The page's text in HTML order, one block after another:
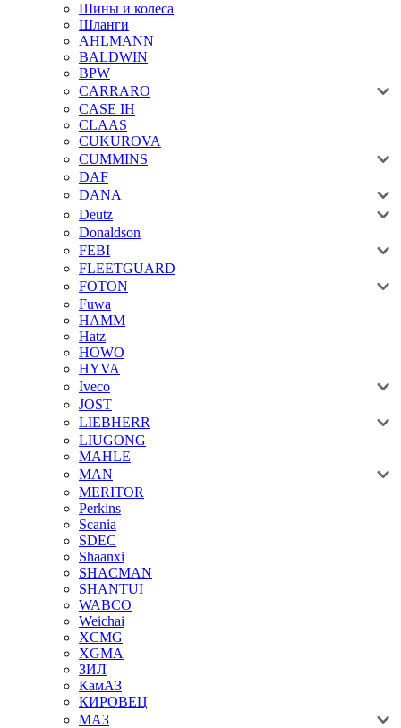
Шины и колеса
Шланги
AHLMANN
BALDWIN
BPW
CARRARO
CASE IH
CLAAS
CUKUROVA
CUMMINS
DAF
DANA
Deutz
Donaldson
FEBI
FLEETGUARD
FOTON
Fuwa
HAMM
Hatz
HOWO
HYVA
Iveco
JOST
LIEBHERR
LIUGONG
MAHLE
MAN
MERITOR
Perkins
Scania
SDEC
Shaanxi
SHACMAN
SHANTUI
WABCO
Weichai
XCMG
XGMA
ЗИЛ
КамАЗ
КИРОВЕЦ
МАЗ